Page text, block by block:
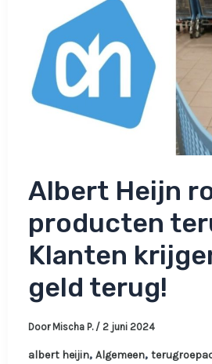
Albert Heijn
producten
Klanten
geld terug!
Door Mischa P. / 2 juni 2024
albert heijin, Algemeen,